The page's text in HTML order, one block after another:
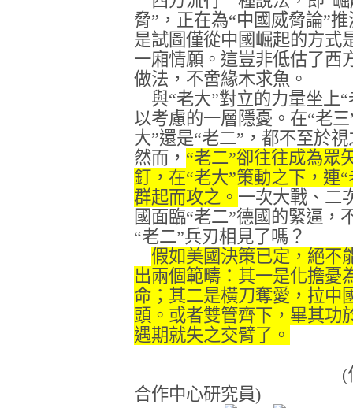
脅”，正在為“中國威脅論”
是試圖僅從中國崛起的方式
一廂情願。這豈非低估了西
做法，不啻緣木求魚。
與“老大”對立的力量坐上
以考慮的一層隱憂。在“老
大”還是“老二”，都不至於
然而， “老二”卻往往成為眾
釘，在“老大”策動之下，連
群起而攻之。 一次大戰、二
國面臨“老二”德國的緊逼，
“老二”兵刃相見了嗎？
假如美國決策已定，絕不
出兩個範疇：其一是化擔憂
命；其二是橫刀奪愛，拉中
頭。或者雙管齊下，畢其功
遇期就失之交臂了。
(
合作中心研究員)